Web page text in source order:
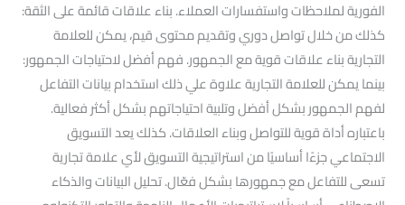
الفورية لملاحظات واستفسارات العملاء. بناء علاقات قائمة على الثقة:
كذلك من خلال تواصل دوري وتقديم محتوى قيم، يمكن للعلامة
التجارية بناء علاقات قوية مع الجمهور. فهم أفضل لاحتياجات الجمهور:
بينما يمكن للعلامة التجارية علاوة علي ذلك استخدام بيانات التفاعل
لفهم الجمهور بشكل أفضل وتلبية احتياجاتهم بشكل أكثر فعالية.
باعتباره أداة قوية للتواصل وبناء العلاقات. كذلك يعد التسويق
الاجتماعي جزءًا أساسيًا من استراتيجية التسويق لأي علامة تجارية
تسعى للتفاعل مع جمهورها بشكل فعّال. تحليل البيانات والذكاء